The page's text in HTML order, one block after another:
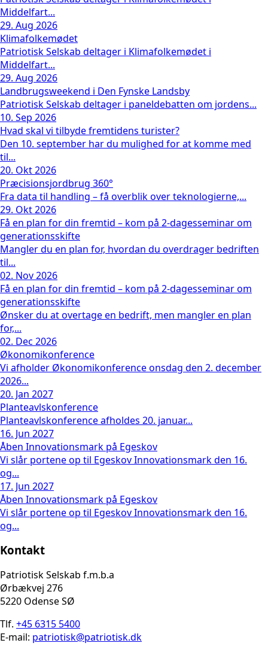
Middelfart...
29. Aug 2026
Klimafolkemødet
Patriotisk Selskab deltager i Klimafolkemødet i
Middelfart...
29. Aug 2026
Landbrugsweekend i Den Fynske Landsby
Patriotisk Selskab deltager i paneldebatten om jordens...
10. Sep 2026
Hvad skal vi tilbyde fremtidens turister?
Den 10. september har du mulighed for at komme med
til...
20. Okt 2026
Præcisionsjordbrug 360°
Fra data til handling – få overblik over teknologierne,...
29. Okt 2026
Få en plan for din fremtid – kom på 2-dagesseminar om
generationsskifte
Mangler du en plan for, hvordan du overdrager bedriften
til...
02. Nov 2026
Få en plan for din fremtid – kom på 2-dagesseminar om
generationsskifte
Ønsker du at overtage en bedrift, men mangler en plan
for,...
02. Dec 2026
Økonomikonference
Vi afholder Økonomikonference onsdag den 2. december
2026...
20. Jan 2027
Planteavlskonference
Planteavlskonference afholdes 20. januar...
16. Jun 2027
Åben Innovationsmark på Egeskov
Vi slår portene op til Egeskov Innovationsmark den 16.
og...
17. Jun 2027
Åben Innovationsmark på Egeskov
Vi slår portene op til Egeskov Innovationsmark den 16.
og...
Kontakt
Patriotisk Selskab f.m.b.a
Ørbækvej 276
5220 Odense SØ
Tlf. +45 6315 5400
E-mail: patriotisk@patriotisk.dk